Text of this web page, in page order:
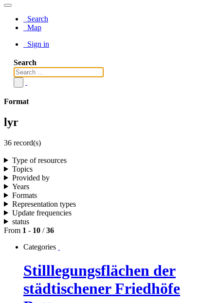
Search
Map
Sign in
Search
Format
lyr
36 record(s)
Type of resources
Topics
Provided by
Years
Formats
Representation types
Update frequencies
status
From 1 - 10 /36
Categories
Stilllegungsflächen der
städtischener Friedhöfe